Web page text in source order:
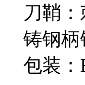
刀鞘
铸钢柄
包装：